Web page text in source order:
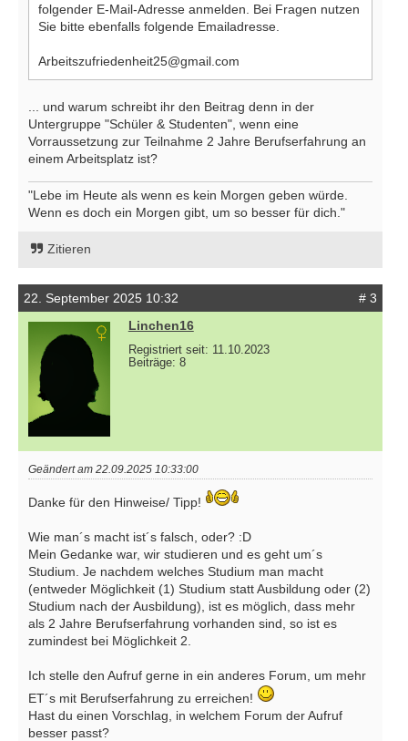
folgender E-Mail-Adresse anmelden. Bei Fragen nutzen
Sie bitte ebenfalls folgende Emailadresse.
Arbeitszufriedenheit25@gmail.com
... und warum schreibt ihr den Beitrag denn in der
Untergruppe "Schüler & Studenten", wenn eine
Vorraussetzung zur Teilnahme 2 Jahre Berufserfahrung an
einem Arbeitsplatz ist?
"Lebe im Heute als wenn es kein Morgen geben würde.
Wenn es doch ein Morgen gibt, um so besser für dich."
Zitieren
22. September 2025 10:32
# 3
Linchen16
Registriert seit: 11.10.2023
Beiträge: 8
Geändert am 22.09.2025 10:33:00
Danke für den Hinweise/ Tipp!
Wie man´s macht ist´s falsch, oder? :D
Mein Gedanke war, wir studieren und es geht um´s
Studium. Je nachdem welches Studium man macht
(entweder Möglichkeit (1) Studium statt Ausbildung oder (2)
Studium nach der Ausbildung), ist es möglich, dass mehr
als 2 Jahre Berufserfahrung vorhanden sind, so ist es
zumindest bei Möglichkeit 2.
Ich stelle den Aufruf gerne in ein anderes Forum, um mehr
ET´s mit Berufserfahrung zu erreichen!
Hast du einen Vorschlag, in welchem Forum der Aufruf
besser passt?